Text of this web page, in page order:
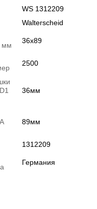
WS 1312209
Walterscheid
мм
36х89
2500
36мм
89мм
1312209
Германия